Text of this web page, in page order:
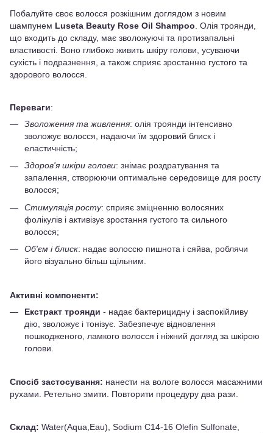
Побалуйте своє волосся розкішним доглядом з новим
шампунем Luseta Beauty Rose Oil Shampoo . Олія троянди,
що входить до складу, має зволожуючі та протизапальні
властивості. Воно глибоко живить шкіру голови, усуваючи
сухість і подразнення, а також сприяє зростанню густого та
здорового волосся.
Переваги:
Зволоження та живлення: олія троянди інтенсивно
зволожує волосся, надаючи їм здоровий блиск і
еластичність;
Здоров'я шкіри голови: знімає роздратування та
запалення, створюючи оптимальне середовище для росту
волосся;
Стимуляція росту: сприяє зміцненню волосяних
фолікулів і активізує зростання густого та сильного
волосся;
Об'єм і блиск: надає волоссю пишнота і сяйва, роблячи
його візуально більш щільним.
Активні компоненти:
Екстракт троянди - надає бактерицидну і заспокійливу
дію, зволожує і тонізує. Забезпечує відновлення
пошкодженого, ламкого волосся і ніжний догляд за шкірою
голови.
Спосіб застосування: нанести на вологе волосся масажними
рухами. Ретельно змити. Повторити процедуру два рази.
Склад: Water(Aqua,Eau), Sodium C14-16 Olefin Sulfonate,